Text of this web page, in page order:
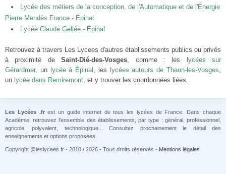
Lycée des métiers de la conception, de l'Automatique et de l'Énergie
Pierre Mendès France - Épinal
Lycée Claude Gellée - Épinal
Retrouvez à travers Les Lycees d'autres établissements publics ou privés
à proximité deSaint-Dié-des-Vosges, comme : les
lycées sur
Gérardmer, un lycée à Épinal , les lycées autours de Thaon-les-Vosges,
un lycée dans Remiremont, et y trouver les coordonnées liées.
Les Lycées .frest un guide internet de tous les lycées de France. Dans chaque
Académie, retrouvez l'ensemble des établissements, par type : général, professionnel,
agricole, polyvalent, technologique... Consultez prochainement le détail des
enseignements et options proposées.
Copyright @leslycees.fr - 2010 / 2026 - Tous droits réservés - Mentions légales